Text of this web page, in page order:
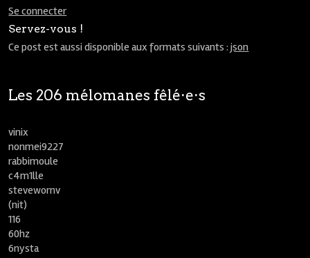
Se connecter
Servez-vous !
Ce post est aussi disponible aux formats suivants :json
Les 206 mélomanes fêlé⋅e⋅s
vinix
nonmei9227
rabbimoule
c4m1lle
stevewornv
(nit)
116
60hz
6nysta